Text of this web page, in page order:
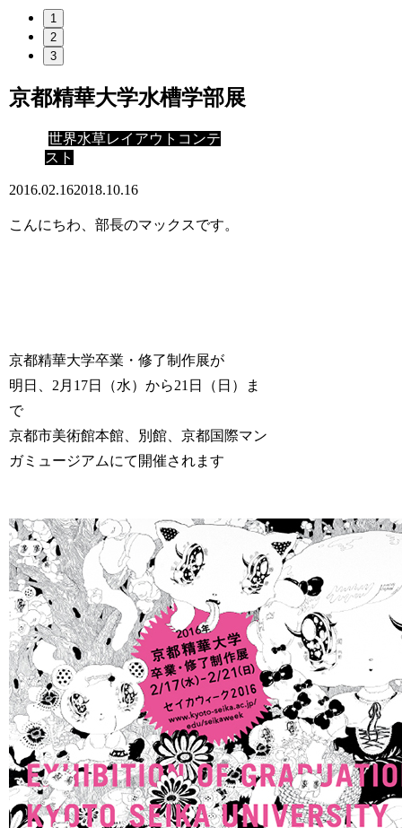
1
2
3
京都精華大学水槽学部展
世界水草レイアウトコンテ
スト
2016.02.162018.10.16
こんにちわ、部長のマックスです。
京都精華大学卒業・修了制作展が
明日、2月17日（水）から21日（日）ま
で
京都市美術館本館、別館、京都国際マン
ガミュージアムにて開催されます